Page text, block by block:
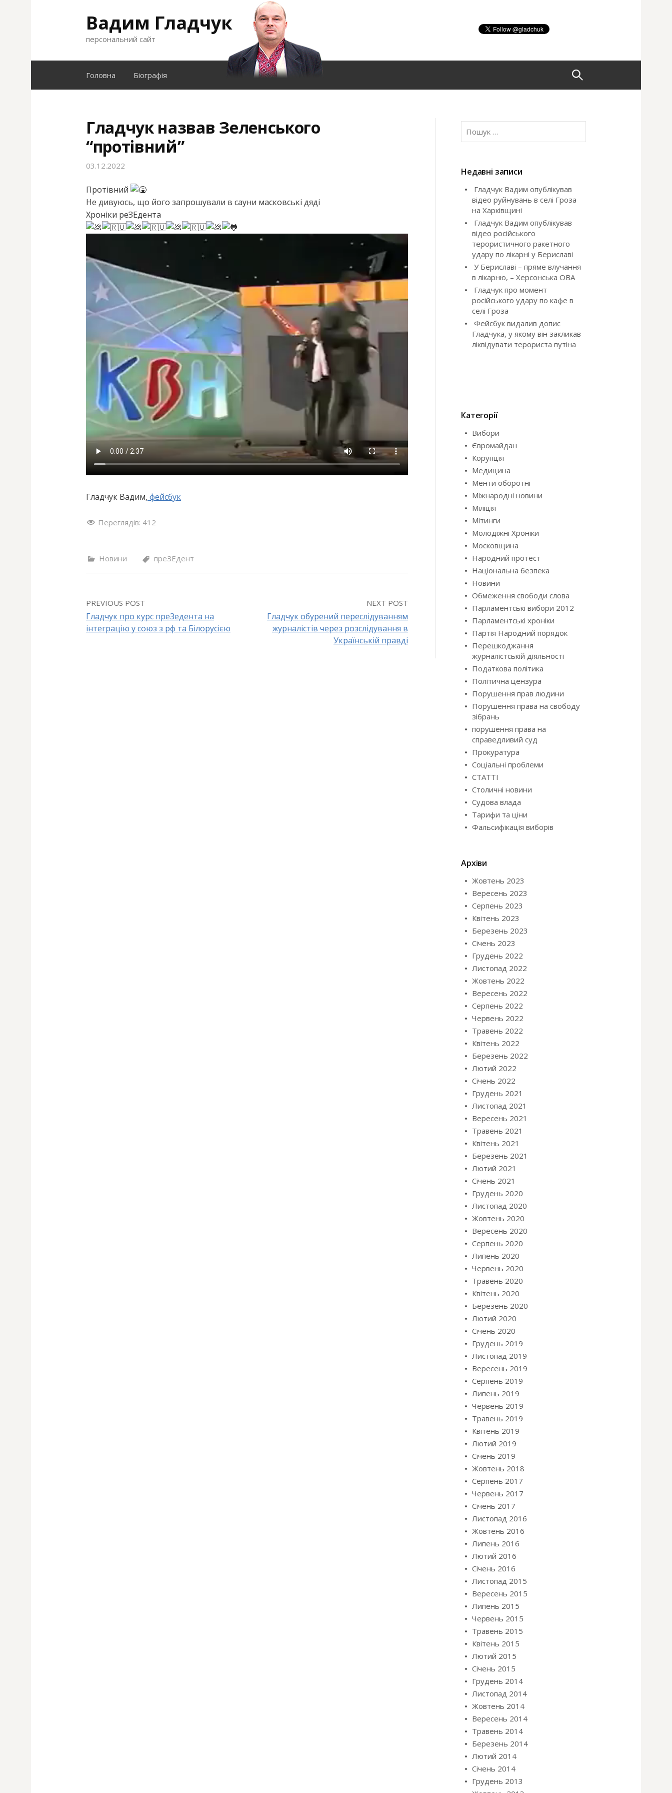
o
Вадим Гладчук
персональний сайт
Головна Біографія П
к
:
Гладчук назвав Зеленського
“протівний”
03.12.2022
Протівний
Не дивуюсь, що його запрошували в сауни масковські дяді
Хроніки реЗЕдента
Гладчук Вадим, фейсбук
Переглядів: 412
Новини преЗЕдент
PREVIOUS POST
Гладчук про курс преЗедента на
інтеграцію у союз з рф та Білорусією
NEXT POST
Гладчук обурений переслідуванням
журналістів через розслідування в
Українській правді
П
кНедавні записи
Гладчук Вадим опублікував
відео руйнувань в селі Гроза
на Харківщині
Гладчук Вадим опублікував
відео російського
терористичного ракетного
удару по лікарні у Бериславі
У Бериславі – пряме влучання
в лікарню, – Херсонська ОВА
Гладчук про момент
російського удару по кафе в
селі Гроза
Фейсбук видалив допис
Гладчука, у якому він закликав
ліквідувати терориста путіна
Категорії
Вибори
Євромайдан
Корупція
Медицина
Менти оборотні
Міжнародні новини
Міліція
Мітинги
Молодіжні Хроніки
Московщина
Народний протест
Національна безпека
Новини
Обмеження свободи слова
Парламентські вибори 2012
Парламентські хроніки
Партія Народний порядок
Перешкоджання
журналістській діяльності
Податкова політика
Політична цензура
Порушення прав людини
Порушення права на свободу
зібрань
порушення права на
справедливий суд
Прокуратура
Соціальні проблеми
СТАТТІ
Столичні новини
Судова влада
Тарифи та ціни
Фальсифікація виборів
Архіви
Жовтень 2023
Вересень 2023
Серпень 2023
Квітень 2023
Березень 2023
Січень 2023
Грудень 2022
Листопад 2022
Жовтень 2022
Вересень 2022
Серпень 2022
Червень 2022
Травень 2022
Квітень 2022
Березень 2022
Лютий 2022
Січень 2022
Грудень 2021
Листопад 2021
Вересень 2021
Травень 2021
Квітень 2021
Березень 2021
Лютий 2021
Січень 2021
Грудень 2020
Листопад 2020
Жовтень 2020
Вересень 2020
Серпень 2020
Липень 2020
Червень 2020
Травень 2020
Квітень 2020
Березень 2020
Лютий 2020
Січень 2020
Грудень 2019
Листопад 2019
Вересень 2019
Серпень 2019
Липень 2019
Червень 2019
Травень 2019
Квітень 2019
Лютий 2019
Січень 2019
Жовтень 2018
Серпень 2017
Червень 2017
Січень 2017
Листопад 2016
Жовтень 2016
Липень 2016
Лютий 2016
Січень 2016
Листопад 2015
Вересень 2015
Липень 2015
Червень 2015
Травень 2015
Квітень 2015
Лютий 2015
Січень 2015
Грудень 2014
Листопад 2014
Жовтень 2014
Вересень 2014
Травень 2014
Березень 2014
Лютий 2014
Січень 2014
Грудень 2013